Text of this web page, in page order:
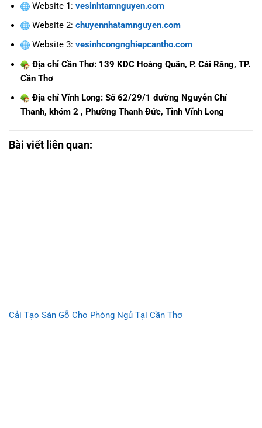
Website 1: vesinhtamnguyen.com
Website 2: chuyennhatamnguyen.com
Website 3: vesinhcongnghiepcantho.com
Địa chỉ Cần Thơ: 139 KDC Hoàng Quân, P. Cái Răng, TP.
Cần Thơ
Địa chỉ Vĩnh Long: Số 62/29/1 đường Nguyễn Chí
Thanh, khóm 2 , Phường Thanh Đức, Tỉnh Vĩnh Long
Bài viết liên quan:
Cải Tạo Sàn Gỗ Cho Phòng Ngủ Tại Cần Thơ